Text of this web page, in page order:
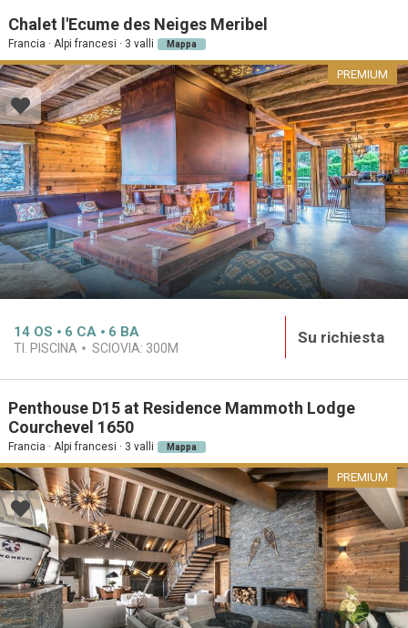
Chalet l'Ecume des Neiges Meribel
Francia · Alpi francesi · 3 valli Mappa
PREMIUM
14 OS 6 CA 6 BA
TI. PISCINA SCIOVIA: 300M
Su richiesta
Penthouse D15 at Residence Mammoth Lodge
Courchevel 1650
Francia · Alpi francesi · 3 valli Mappa
PREMIUM